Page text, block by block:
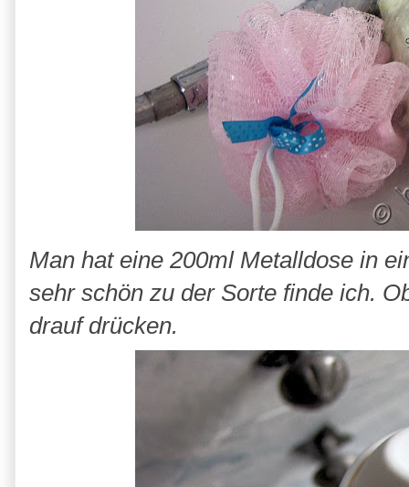
Man hat eine 200ml Metalldose in
sehr schön zu der Sorte finde ich.
drauf drücken.